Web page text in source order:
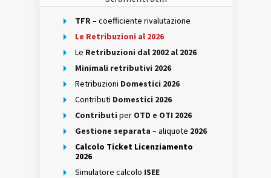
TFR– coefficiente rivalutazione
Le Retribuzioni al 2026
Le Retribuzioni dal 2002 al 2026
Minimali retributivi 2026
Retribuzioni Domestici 2026
Contributi Domestici 2026
Contributi per OTD e OTI 2026
Gestione separata – aliquote 2026
Calcolo Ticket Licenziamento
2026
Simulatore calcolo ISEE